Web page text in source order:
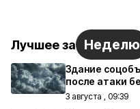
Лучшее за Неделю
Здание
после атаки
3 августа , 09:39